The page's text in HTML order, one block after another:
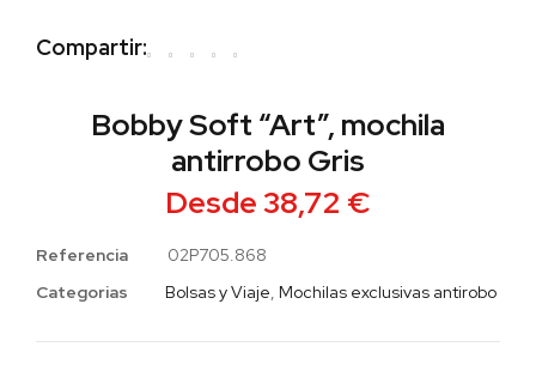
Bobby Soft “Art”, mochila
antirrobo Gris
Desde38,72 €
Referencia
02P705.868
Categorias
Bolsas y Viaje, Mochilas exclusivas antirobo
Compartir: